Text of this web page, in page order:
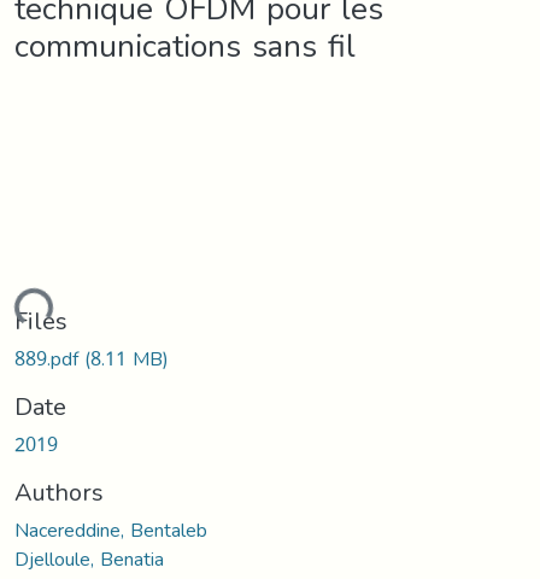
communications sans fil
Files
889.pdf(8.11 MB)
Date
2019
Authors
Nacereddine, Bentaleb
Djelloule, Benatia